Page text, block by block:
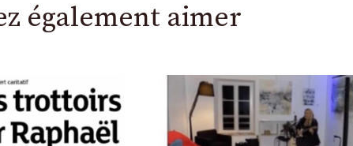
également aimer